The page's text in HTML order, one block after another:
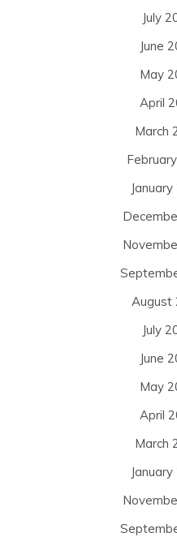
July
June
May
April
March
August
July
June
May
April
March